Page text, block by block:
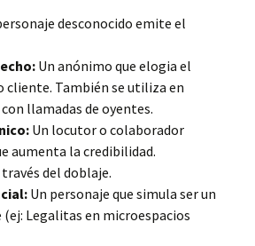
desconocido emite el
Un anónimo que elogia el
cliente. También se utiliza en
llamadas de oyentes.
Un locutor o colaborador
aumenta la credibilidad.
través del doblaje.
Un personaje que simula ser un
Legalitas en microespacios